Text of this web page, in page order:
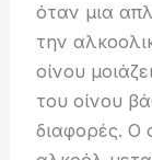
όταν μια
την
οίνου
του οίνου
διαφορές. Ο